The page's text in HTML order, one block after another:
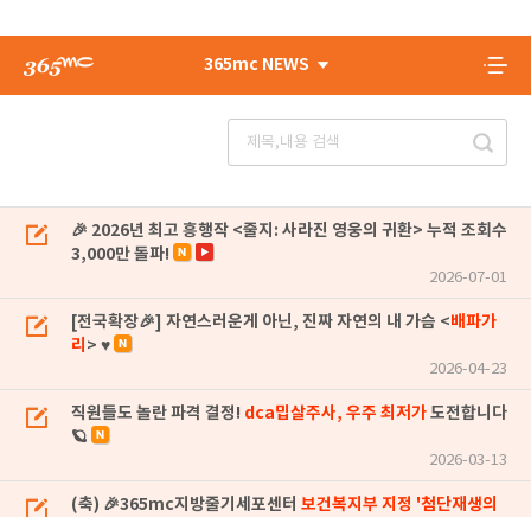
365mc NEWS
🎉 2026년 최고 흥행작 <줄지: 사라진 영웅의 귀환> 누적 조회수
3,000만 돌파!
2026-07-01
[전국확장🎉] 자연스러운게 아닌, 진짜 자연의 내 가슴 <배파가
리 > ♥
2026-04-23
직원들도 놀란 파격 결정! dca밉살주사, 우주 최저가도전합니다
🪐
2026-03-13
(축) 🎉365mc지방줄기세포센터 보건복지부 지정 '첨단재생의